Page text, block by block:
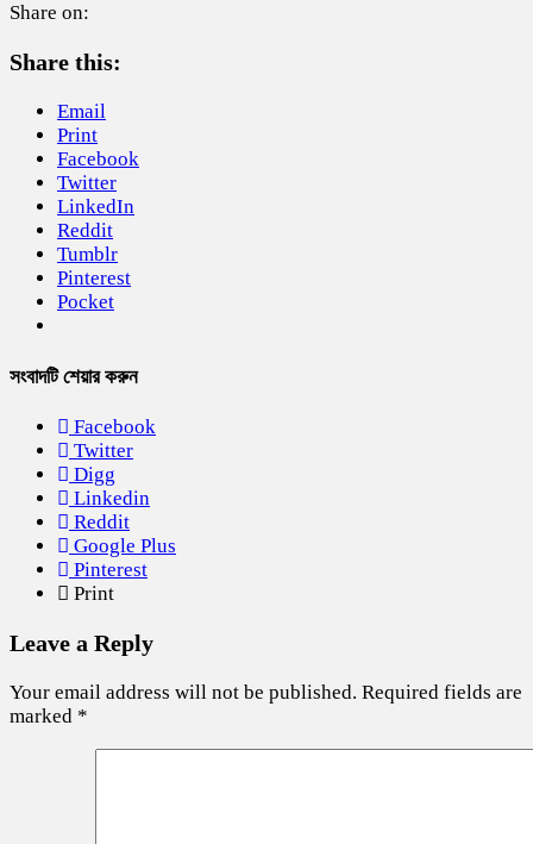
Share on:
Share this:
Email
Print
Facebook
Twitter
LinkedIn
Reddit
Tumblr
Pinterest
Pocket
সংবাদটি শেয়ার করুন
Facebook
Twitter
Digg
Linkedin
Reddit
Google Plus
Pinterest
Print
Leave a Reply
Your email address will not be published. Required fields are
marked *